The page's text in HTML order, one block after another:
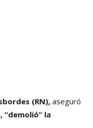
(RN), aseguró
“demolió” la